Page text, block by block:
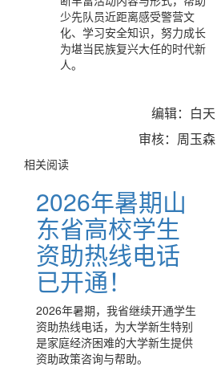
少先队员近距离感受警营文
化、学习安全知识，努力成长
为堪当民族复兴大任的时代新
人。
编辑：白天
审核：周玉森
相关阅读
2026年暑期山
东省高校学生
资助热线电话
已开通！
2026年暑期，我省继续开通学生
资助热线电话，为大学新生特别
是家庭经济困难的大学新生提供
资助政策咨询与帮助。